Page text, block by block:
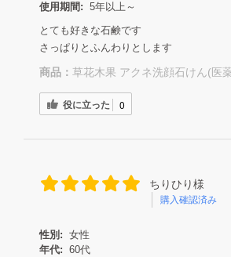
使用期間: 5年以上～
とても好きな石鹸です
さっぱりとふんわりとします
商品： 草花木果 アクネ洗顔石けん(医
役に立った 0
ちりひり様
購入確認済み
性別: 女性
年代: 60代